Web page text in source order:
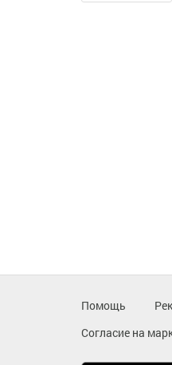
Помощь
Согласие на